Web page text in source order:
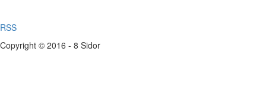
RSS
Copyright © 2016 - 8 Sidor